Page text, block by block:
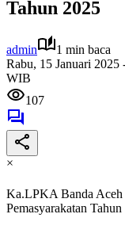
Tahun 2025
admin
1 min baca
Rabu, 15 Januari
WIB
107
×
Ka.LPKA Banda Aceh
Pemasyarakatan